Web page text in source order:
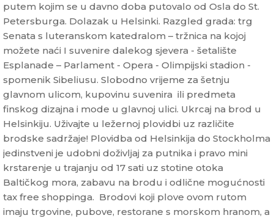
putem kojim se u davno doba putovalo od Osla do St.
Petersburga. Dolazak u Helsinki. Razgled grada: trg
Senata s luteranskom katedralom – tržnica na kojoj
možete naći I suvenire dalekog sjevera - šetalište
Esplanade – Parlament - Opera - Olimpijski stadion -
spomenik Sibeliusu. Slobodno vrijeme za šetnju
glavnom ulicom, kupovinu suvenira ili predmeta
finskog dizajna i mode u glavnoj ulici. Ukrcaj na brod u
Helsinkiju. Uživajte u ležernoj plovidbi uz različite
brodske sadržaje! Plovidba od Helsinkija do Stockholma
jedinstveni je udobni doživljaj za putnika i pravo mini
krstarenje u trajanju od 17 sati uz stotine otoka
Baltičkog mora, zabavu na brodu i odlične mogućnosti
tax free shoppinga. Brodovi koji plove ovom rutom
imaju trgovine, pubove, restorane s morskom hranom, a